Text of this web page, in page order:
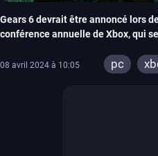
Gears 6 devrait être annoncé lors
conférence annuelle de Xbox, qui
08 avril 2024 à 10:05 pc